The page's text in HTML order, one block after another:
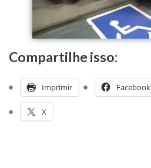
Compartilhe isso:
Imprimir Facebook
X